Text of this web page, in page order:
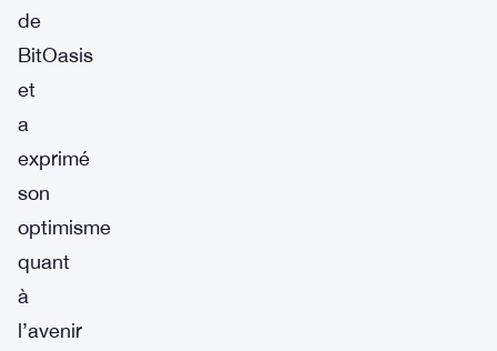
de
BitOasis
et
a
exprimé
son
optimisme
quant
à
l’avenir